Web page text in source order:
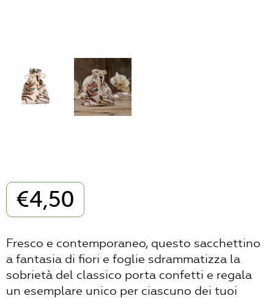
€4,50
Fresco e contemporaneo, questo sacchettino
a fantasia di fiori e foglie sdrammatizza la
sobrietà del classico porta confetti e regala
un esemplare unico per ciascuno dei tuoi